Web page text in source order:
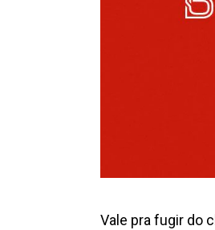
Vale pra fugir do